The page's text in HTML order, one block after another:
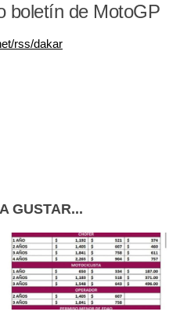
boletín de MotoGP
rss/dakar
GUSTAR...